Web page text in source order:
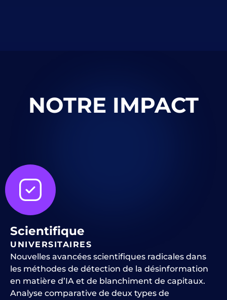
NOTRE IMPACT
Scientifique
UNIVERSITAIRES
Nouvelles avancées scientifiques radicales dans
les méthodes de détection de la désinformation
en matière d’IA et de blanchiment de capitaux.
Analyse comparative de deux types de